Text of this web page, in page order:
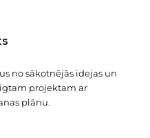
no sākotnējās idejas un
projektam ar
plānu.